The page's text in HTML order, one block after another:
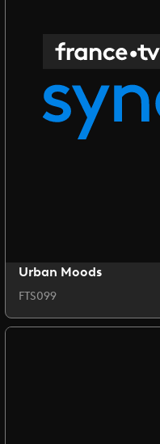
Urban Moods
FTS099